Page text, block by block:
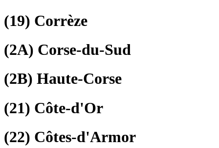
(19) Corrèze
(2A) Corse-du-Sud
(2B) Haute-Corse
(21) Côte-d'Or
(22) Côtes-d'Armor